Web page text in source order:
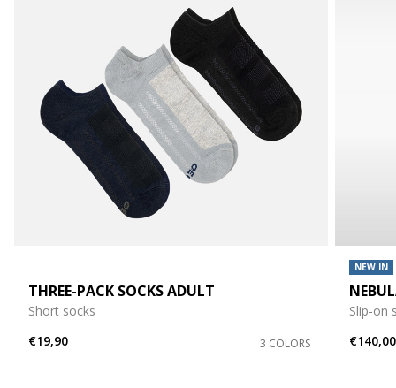
THREE-PACK SOCKS ADULT
Short socks
€19,90
3 COLORS
NEW IN
Slip-on
€140,00